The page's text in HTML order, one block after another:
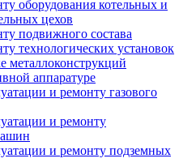
оборудования котельных и
цехов
подвижного состава
технологических установок
металлоконструкций
аппаратуре
и ремонту газового
и ремонту
и ремонту подземных